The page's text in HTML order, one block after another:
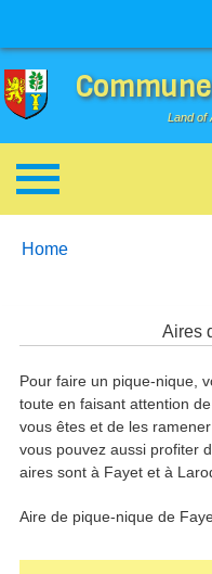
Land of
Breadcrumbs
You are here:
Home
Aires
Pour faire un pique-nique,
toute en faisant attention
vous êtes et de les
vous pouvez aussi profiter
aires sont à Fayet et à
Aire de pique-nique de